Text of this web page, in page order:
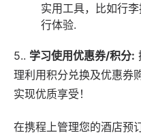
实用工具，比如行
行体验.
5.. 学习使用优惠券/积分:
理利用积分兑换及优惠券
实现优质享受！
在携程上管理您的酒店预